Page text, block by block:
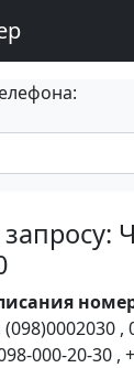
запросу:
(098)0002030 ,
000-20-30 ,